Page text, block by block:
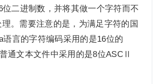
位二进制数，并将其做一个字符而不
。需要注意的是，为满足字符的国
语言的字符编码采用的是16位的
通文本文件中采用的是8位ASCⅡ